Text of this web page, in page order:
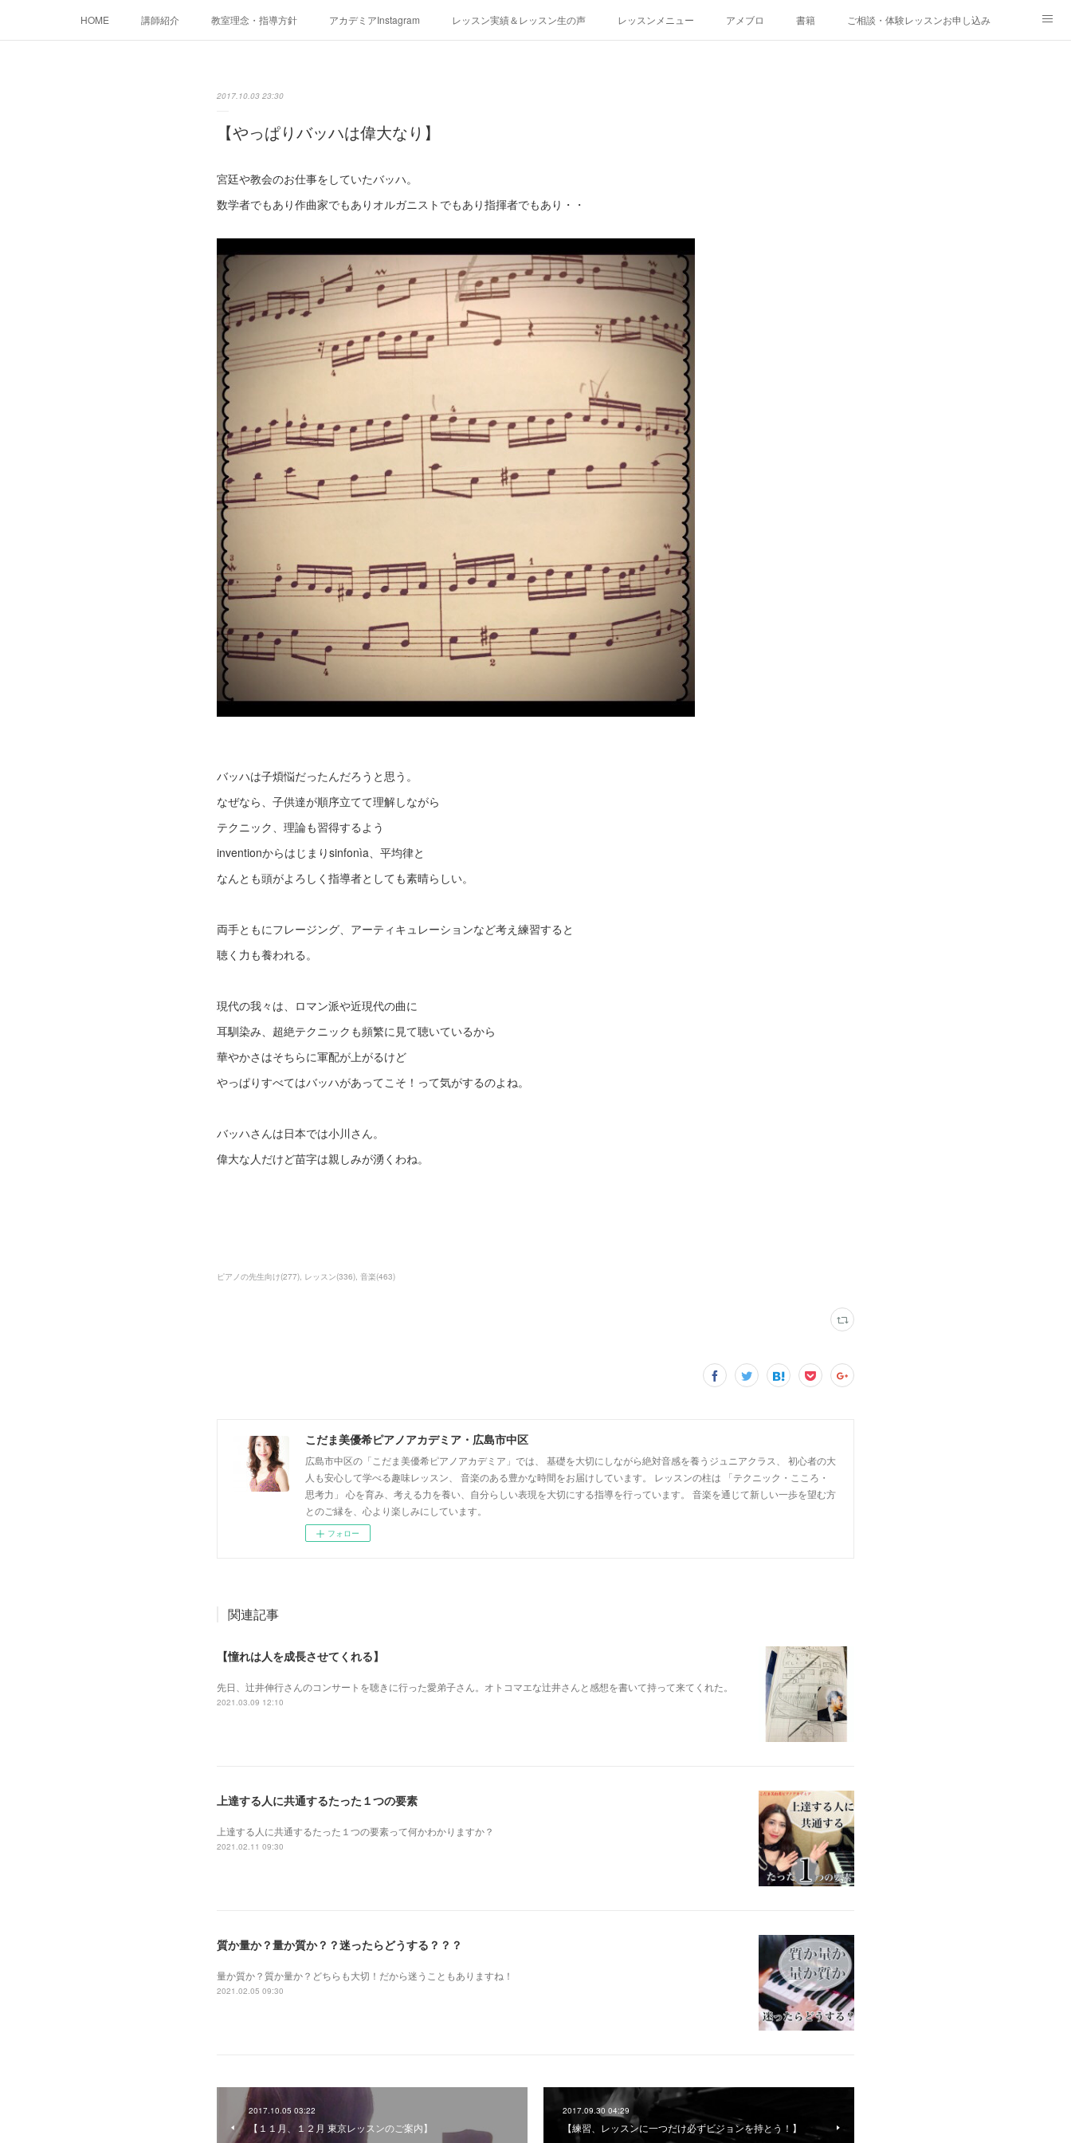
HOME 講師紹介 教室理念・指導方針 アカデミアInstagram レッスン実績＆レッスン生の声 レッスンメニュー アメブロ 書籍 ご相談・体験レッスンお申し込み
2017.10.03 23:30
【やっぱりバッハは偉大なり】
宮廷や教会のお仕事をしていたバッハ。
数学者でもあり作曲家でもありオルガニストでもあり指揮者でもあり・・
バッハは子煩悩だったんだろうと思う。
なぜなら、子供達が順序立てて理解しながら
テクニック、理論も習得するよう
inventionからはじまりsinfonìa、平均律と
なんとも頭がよろしく指導者としても素晴らしい。
両手ともにフレージング、アーティキュレーションなど考え練習すると
聴く力も養われる。
現代の我々は、ロマン派や近現代の曲に
耳馴染み、超絶テクニックも頻繁に見て聴いているから
華やかさはそちらに軍配が上がるけど
やっぱりすべてはバッハがあってこそ！って気がするのよね。
バッハさんは日本では小川さん。
偉大な人だけど苗字は親しみが湧くわね。
ピアノの先生向け(277) レッスン(336) 音楽(463)
こだま美優希ピアノアカデミア・広島市中区
広島市中区の「こだま美優希ピアノアカデミア」では、 基礎を大切にしながら絶対音感を養うジュニアクラス、 初心者の大
人も安心して学べる趣味レッスン、 音楽のある豊かな時間をお届けしています。 レッスンの柱は 「テクニック・こころ・
思考力」 心を育み、考える力を養い、自分らしい表現を大切にする指導を行っています。 音楽を通じて新しい一歩を望む方
とのご縁を、心より楽しみにしています。
フォロー
関連記事
【憧れは人を成長させてくれる】
先日、辻井伸行さんのコンサートを 聴きに行った愛弟子さん。 オトコマエな辻井さんと 感想を書いて持って来てくれた。
2021.03.09 12:10
上達する人に共通するたった１つの要素
上達する人に共通するたった１つの要素って何かわかりますか？
2021.02.11 09:30
質か量か？量か質か？？迷ったらどうする？？？
量か質か？ 質か量か？ どちらも大切！だから迷うこともありますね！
2021.02.05 09:30
2017.10.05 03:22
【１１月、１２月 東京レッスンのご案内】
2017.09.30 04:29
【練習、レッスンに一つだけ必ずビジョンを持とう！】